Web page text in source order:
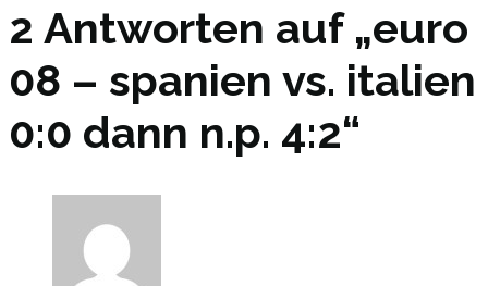
2 Antworten auf „euro
08 – spanien vs. italien
0:0 dann n.p. 4:2“